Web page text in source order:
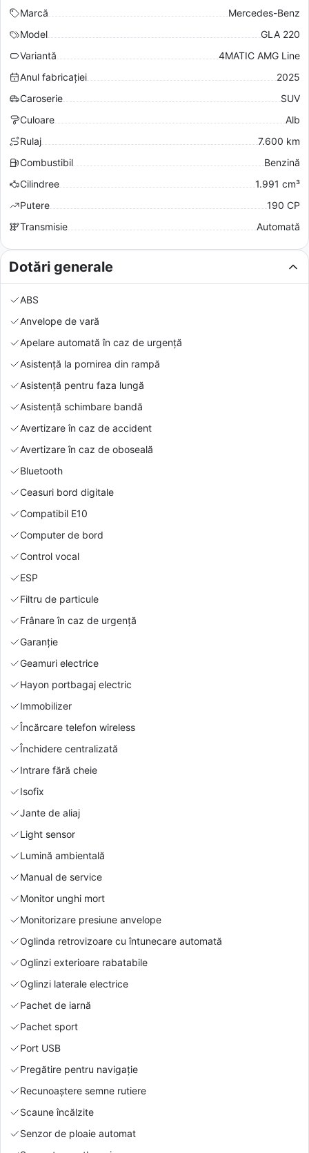
Marcă
Mercedes-Benz
Model
GLA 220
Variantă
4MATIC AMG Line
Anul fabricației
2025
Caroserie
SUV
Culoare
Alb
Rulaj
7.600 km
Combustibil
Benzină
Cilindree
1.991 cm³
Putere
190 CP
Transmisie
Automată
Dotări generale
ABS
Anvelope de vară
Apelare automată în caz de urgență
Asistență la pornirea din rampă
Asistență pentru faza lungă
Asistență schimbare bandă
Avertizare în caz de accident
Avertizare în caz de oboseală
Bluetooth
Ceasuri bord digitale
Compatibil E10
Computer de bord
Control vocal
ESP
Filtru de particule
Frânare în caz de urgență
Garanție
Geamuri electrice
Hayon portbagaj electric
Immobilizer
Încărcare telefon wireless
Închidere centralizată
Intrare fără cheie
Isofix
Jante de aliaj
Light sensor
Lumină ambientală
Manual de service
Monitor unghi mort
Monitorizare presiune anvelope
Oglinda retrovizoare cu întunecare automată
Oglinzi exterioare rabatabile
Oglinzi laterale electrice
Pachet de iarnă
Pachet sport
Port USB
Pregătire pentru navigație
Recunoaștere semne rutiere
Scaune încălzite
Senzor de ploaie automat